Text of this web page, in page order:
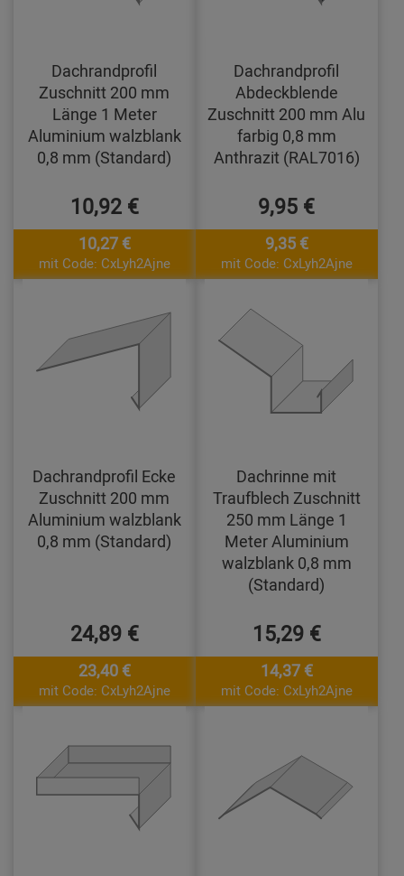
Dachrandprofil
Zuschnitt 200 mm
Länge 1 Meter
Aluminium walzblank
0,8 mm (Standard)
10,92 €
10,27 €
mit Code: CxLyh2Ajne
Dachrandprofil
Abdeckblende
Zuschnitt 200 mm Alu
farbig 0,8 mm
Anthrazit (RAL7016)
9,95 €
9,35 €
mit Code: CxLyh2Ajne
Dachrandprofil Ecke
Zuschnitt 200 mm
Aluminium walzblank
0,8 mm (Standard)
24,89 €
23,40 €
mit Code: CxLyh2Ajne
Dachrinne mit
Traufblech Zuschnitt
250 mm Länge 1
Meter Aluminium
walzblank 0,8 mm
(Standard)
15,29 €
14,37 €
mit Code: CxLyh2Ajne